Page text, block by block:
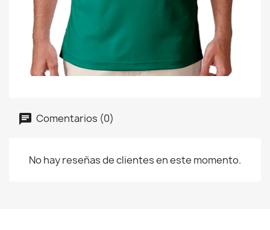
Comentarios (0)
No hay reseñas de clientes en este momento.